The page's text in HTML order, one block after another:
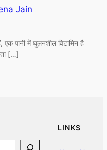
Jain
एक पानी में घुलनशील विटामिन है
[…]
LINKS